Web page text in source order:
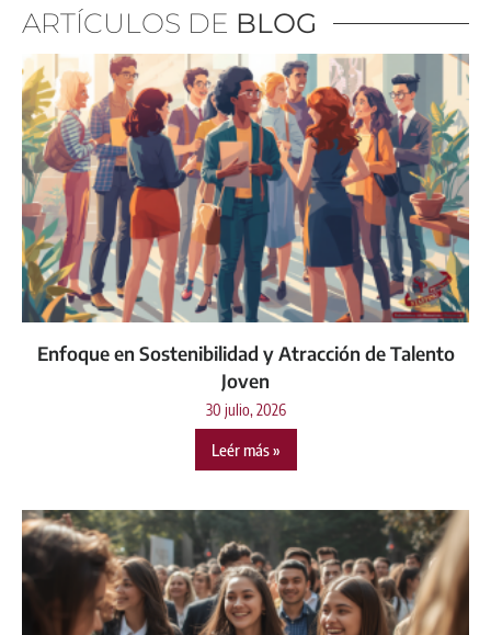
ARTÍCULOS DE BLOG
Enfoque en Sostenibilidad y Atracción de Talento
Joven
30 julio, 2026
Leér más »